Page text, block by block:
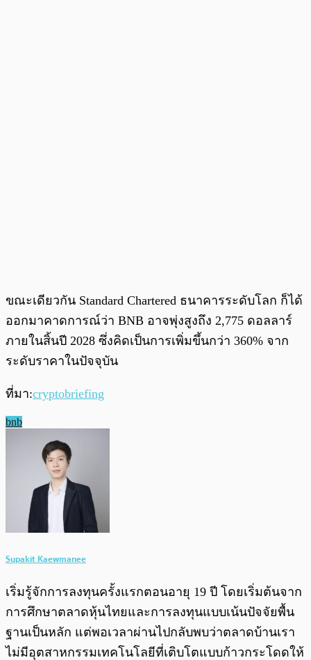
ขณะเดียวกัน Standard Chartered ธนาคารระดับโลก ก็ได้
ออกมาคาดการณ์ว่า BNB อาจพุ่งสูงถึง 2,775 ดอลลาร์
ภายในสิ้นปี 2028 ซึ่งคิดเป็นการเพิ่มขึ้นกว่า 360% จาก
ระดับราคาในปัจจุบัน
ที่มา:cryptobriefing
bnb
Supakit Kaewmanee
เริ่มรู้จักการลงทุนครั้งแรกตอนอายุ 19 ปี โดยเริ่มต้นจาก
การศึกษาตลาดหุ้นไทยและการลงทุนแบบเน้นปัจจัยพื้น
ฐานเป็นหลัก แต่พอเวลาผ่านไปกลับพบว่าตลาดบ้านเรา
ไม่มีอุตสาหกรรมเทคโนโลยีที่เติบโตแบบก้าวกระโดดให้